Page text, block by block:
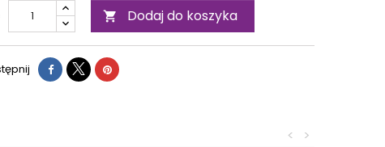
 Dodaj do koszyka
>
<